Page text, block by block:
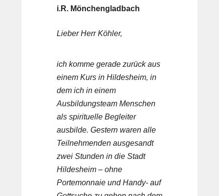
i.R. Mönchengladbach
Lieber Herr Köhler,
ich komme gerade zurück aus
einem Kurs in Hildesheim, in
dem ich in einem
Ausbildungsteam Menschen
als spirituelle Begleiter
ausbilde. Gestern waren alle
Teilnehmenden ausgesandt
zwei Stunden in die Stadt
Hildesheim – ohne
Portemonnaie und Handy- auf